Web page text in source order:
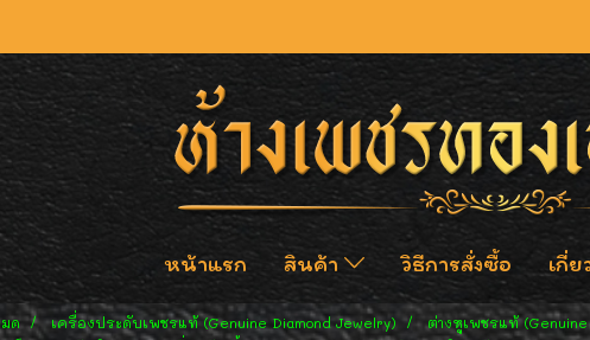
หน้าแรก สินค้า วิธีการสั่งซื้อ เกี่ย
ด เครื่องประดับเพชรแท้ (Genuine Diamond Jewelry)
ต่างหูเพชรแท้ (Genuine